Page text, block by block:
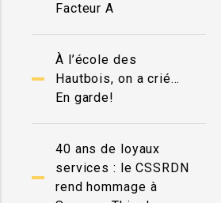
Facteur A
À l’école des
Hautbois, on a crié…
En garde!
40 ans de loyaux
services : le CSSRDN
rend hommage à